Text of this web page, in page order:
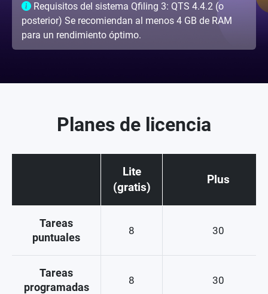
Requisitos del sistema Qfiling 3: QTS 4.4.2 (o
posterior) Se recomiendan al menos 4 GB de RAM
para un rendimiento óptimo.
Planes de licencia
Lite
(gratis)
Plus
Tareas
puntuales
8 30
Tareas
programadas
8 30